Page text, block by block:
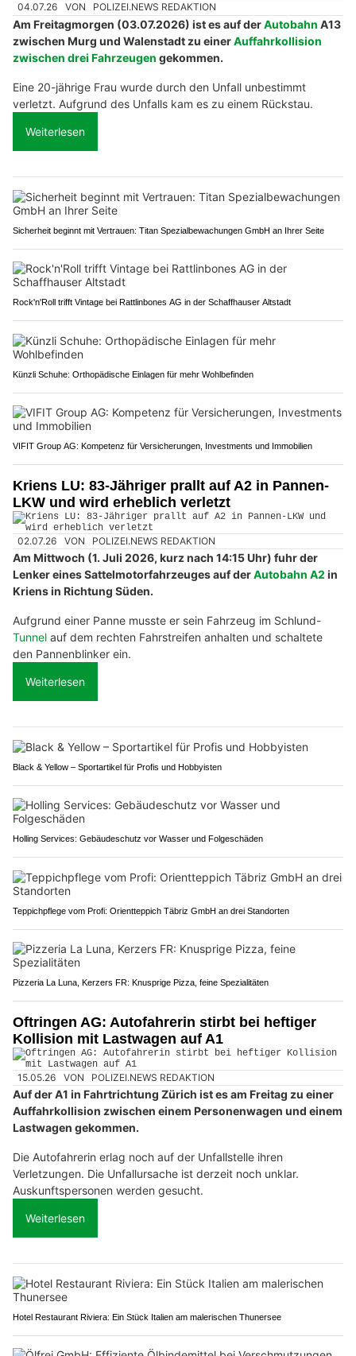
04.07.26 VON POLIZEI.NEWS REDAKTION
Am Freitagmorgen (03.07.2026) ist es auf derAutobahn A13
zwischen Murg und Walenstadt zu einerAuffahrkollision
zwischen drei Fahrzeugen gekommen.
Eine 20-jährige Frau wurde durch den Unfall unbestimmt
verletzt. Aufgrund des Unfalls kam es zu einem Rückstau.
Weiterlesen
Sicherheit beginnt mit Vertrauen: Titan Spezialbewachungen GmbH an Ihrer Seite
Rock'n'Roll trifft Vintage bei Rattlinbones AG in der Schaffhauser Altstadt
Künzli Schuhe: Orthopädische Einlagen für mehr Wohlbefinden
VIFIT Group AG: Kompetenz für Versicherungen, Investments und Immobilien
Kriens LU: 83-Jähriger prallt auf A2 in Pannen-
LKW und wird erheblich verletzt
02.07.26 VON POLIZEI.NEWS REDAKTION
Am Mittwoch (1. Juli 2026, kurz nach 14:15 Uhr) fuhr der
Lenker eines Sattelmotorfahrzeuges auf derAutobahn A2 in
Kriens in Richtung Süden.
Aufgrund einer Panne musste er sein Fahrzeug im Schlund-
Tunnel auf dem rechten Fahrstreifen anhalten und schaltete
den Pannenblinker ein.
Weiterlesen
Black & Yellow – Sportartikel für Profis und Hobbyisten
Holling Services: Gebäudeschutz vor Wasser und Folgeschäden
Teppichpflege vom Profi: Orientteppich Täbriz GmbH an drei Standorten
Pizzeria La Luna, Kerzers FR: Knusprige Pizza, feine Spezialitäten
Oftringen AG: Autofahrerin stirbt bei heftiger
Kollision mit Lastwagen auf A1
15.05.26 VON POLIZEI.NEWS REDAKTION
Auf der A1 in Fahrtrichtung Zürich ist es am Freitag zu einer
Auffahrkollision zwischen einem Personenwagen und einem
Lastwagen gekommen.
Die Autofahrerin erlag noch auf der Unfallstelle ihren
Verletzungen. Die Unfallursache ist derzeit noch unklar.
Auskunftspersonen werden gesucht.
Weiterlesen
Hotel Restaurant Riviera: Ein Stück Italien am malerischen Thunersee